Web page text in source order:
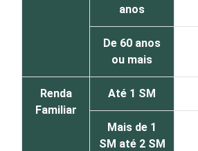
anos
De 60 anos
ou mais
Renda
Familiar
Até 1 SM
Mais de 1
SM até 2 SM